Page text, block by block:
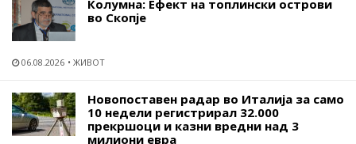
Колумна: Ефект на топлински острови
во Скопје
06.08.2026 ЖИВОТ
Новопоставен радар во Италија за само
10 недели регистрирал 32.000
прекршоци и казни вредни над 3
милиони евра